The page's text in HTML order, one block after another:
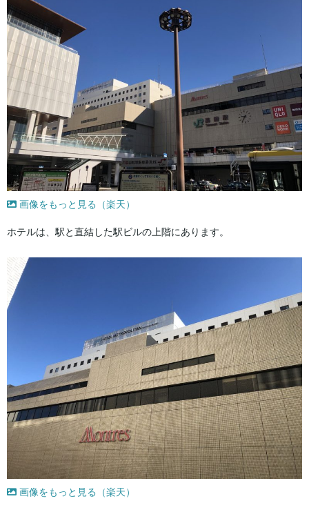
画像をもっと見る（楽天）
ホテルは、駅と直結した駅ビルの上階にあります。
画像をもっと見る（楽天）